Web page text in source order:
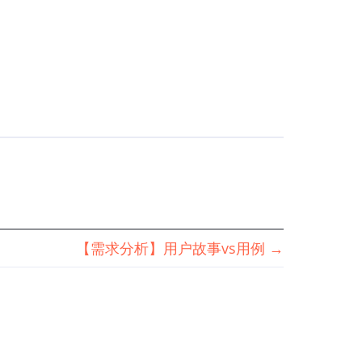
【需求分析】用户故事vs用例 →